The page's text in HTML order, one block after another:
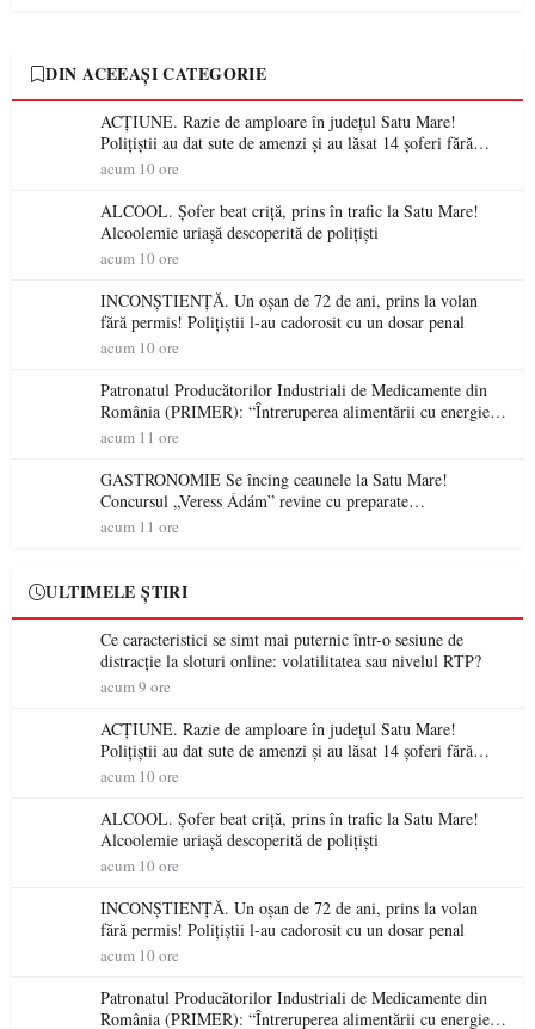
DIN ACEEAȘI CATEGORIE
ACȚIUNE. Razie de amploare în județul Satu Mare!
Polițiștii au dat sute de amenzi și au lăsat 14 șoferi fără
permis într-o singură zi
acum 10 ore
ALCOOL. Șofer beat criță, prins în trafic la Satu Mare!
Alcoolemie uriașă descoperită de polițiști
acum 10 ore
INCONȘTIENȚĂ. Un oșan de 72 de ani, prins la volan
fără permis! Polițiștii l-au cadorosit cu un dosar penal
acum 10 ore
Patronatul Producătorilor Industriali de Medicamente din
România (PRIMER): “Întreruperea alimentării cu energie
electrică a fabricilor de medicamente va pune în pericol
acum 11 ore
GASTRONOMIE Se încing ceaunele la Satu Mare!
Concursul „Veress Ádám” revine cu preparate
spectaculoase, premii și un jurat de renume
acum 11 ore
ULTIMELE ȘTIRI
Ce caracteristici se simt mai puternic într-o sesiune de
distracție la sloturi online: volatilitatea sau nivelul RTP?
acum 9 ore
ACȚIUNE. Razie de amploare în județul Satu Mare!
Polițiștii au dat sute de amenzi și au lăsat 14 șoferi fără
permis într-o singură zi
acum 10 ore
ALCOOL. Șofer beat criță, prins în trafic la Satu Mare!
Alcoolemie uriașă descoperită de polițiști
acum 10 ore
INCONȘTIENȚĂ. Un oșan de 72 de ani, prins la volan
fără permis! Polițiștii l-au cadorosit cu un dosar penal
acum 10 ore
Patronatul Producătorilor Industriali de Medicamente din
România (PRIMER): “Întreruperea alimentării cu energie